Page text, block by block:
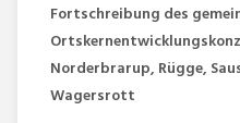
Fortschreibung des
Norderbrarup, Rügge,
Wagersrott